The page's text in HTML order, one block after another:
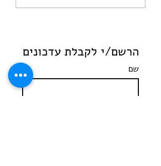
הרשם/י לקבלת עדכונים
שם